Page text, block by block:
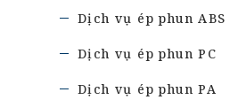
Dịch vụ ép phun ABS
Dịch vụ ép phun PC
Dịch vụ ép phun PA